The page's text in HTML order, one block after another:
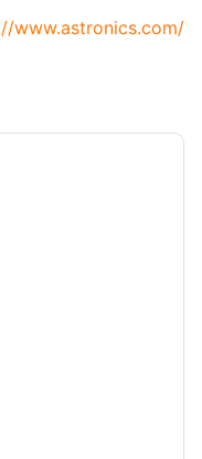
www.astronics.com/